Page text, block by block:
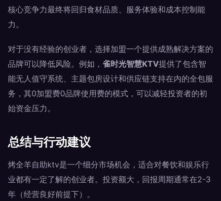
核心竞争力最终将回归食材品质、服务体验和成本控制能
力。
对于没有经验的创业者，选择加盟一个提供成熟解决方案的
品牌可以降低风险。例如， 雀时光智慧KTV提供了包含智
能无人值守系统、主题包房设计和供应链支持在内的全包服
务，其0加盟费0品牌使用费的模式，可以减轻投资者的初
始资金压力。
总结与行动建议
烤全羊自助ktv是一个细分市场机会，适合对餐饮和娱乐行
业都有一定了解的创业者。投资额大，回报周期通常在2-3
年（经营良好前提下）。